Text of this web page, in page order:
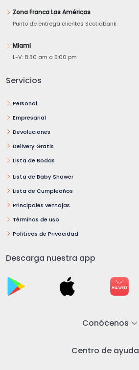
Zona Franca Las Américas
Punto de entrega clientes Scotiabank
Miami
L-V: 8:30 am a 5:00 pm
Servicios
Personal
Empresarial
Devoluciones
Delivery Gratis
Lista de Bodas
Lista de Baby Shower
Lista de Cumpleaños
Principales ventajas
Términos de uso
Políticas de Privacidad
Descarga nuestra app
Conócenos
Centro de ayuda